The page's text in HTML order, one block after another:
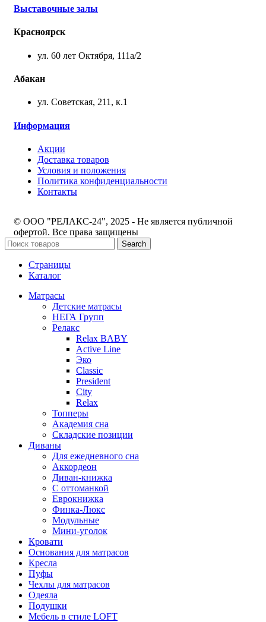
Выставочные залы
Красноярск
ул. 60 лет Октября, 111а/2
Абакан
ул. Советская, 211, к.1
Информация
Акции
Доставка товаров
Условия и положения
Политика конфиденциальности
Контакты
© ООО "РЕЛАКС-24", 2025 - Не является публичной
офертой. Все права защищены
Search
Страницы
Каталог
Матрасы
Детские матрасы
НЕГА Групп
Релакс
Relax BABY
Active Line
Эко
Classic
President
City
Relax
Топперы
Академия сна
Складские позиции
Диваны
Для ежедневного сна
Аккордеон
Диван-книжка
С оттоманкой
Еврокнижка
Финка-Люкс
Модульные
Мини-уголок
Кровати
Основания для матрасов
Кресла
Пуфы
Чехлы для матрасов
Одеяла
Подушки
Мебель в стиле LOFT